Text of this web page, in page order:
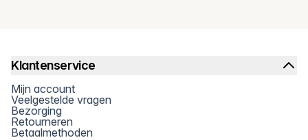
Klantenservice
Mijn account
Veelgestelde vragen
Bezorging
Retourneren
Betaalmethoden